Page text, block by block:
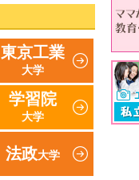
東京工業
大学
学習院
大学
法政大学